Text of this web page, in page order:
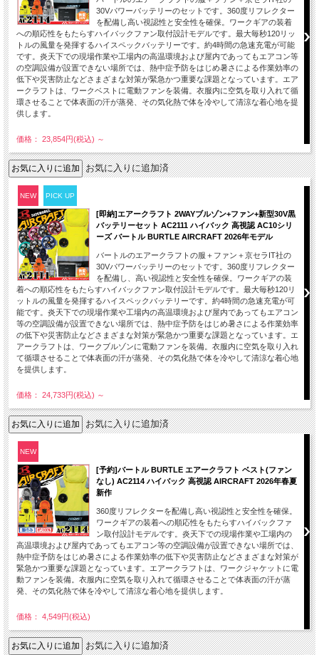
30Vパワーバッテリーのセットです。360度リフレクター
を配備し高い視認性と安全性を確保。ワークギアの装着
への順応性をもたらすハイバックファン取付設計モデルです。最大毎秒120リッ
トルの風量を発揮するハイスペックバッテリーです。約4時間の急速充電が可能
です。炎天下での現場作業や工場内の高温環境および屋内であってもエアコン等
の空調設備が設置できない場所では、熱中症予防をはじめ暑さによる作業効率の
低下や災害防止などさまざまな対策が緊急かつ重要な課題となっています。エア
ークラフトは、ワークベストに電動ファンを装備。衣服内に空気を取り入れて循
環させることで体表面の汗が蒸発、その気化熱で体を冷やして清涼な着心地を提
供します。
価格： 23,854円(税込) ～
お気に入りに追加済
NEW PICK UP
[即納]エアークラフト 2WAYブルゾン+ファン+新型30V黒
バッテリーセット AC2111 ハイバック 高視認 AC10シリ
ーズ バートル BURTLE AIRCRAFT 2026年モデル
バートルのエアークラフトの服＋ファン＋京セラIT社の
30Vパワーバッテリーのセットです。360度リフレクター
を配備し、高い視認性と安全性を確保。ワークギアの装
着への順応性をもたらすハイバックファン取付設計モデルです。最大毎秒120リ
ットルの風量を発揮するハイスペックバッテリーです。約4時間の急速充電が可
能です。炎天下での現場作業や工場内の高温環境および屋内であってもエアコン
等の空調設備が設置できない場所では、熱中症予防をはじめ暑さによる作業効率
の低下や災害防止などさまざまな対策が緊急かつ重要な課題となっています。エ
アークラフトは、ワークブルゾンに電動ファンを装備。衣服内に空気を取り入れ
て循環させることで体表面の汗が蒸発、その気化熱で体を冷やして清涼な着心地
を提供します。
価格： 24,733円(税込) ～
お気に入りに追加済
NEW
[予約]バートル BURTLE エアークラフト ベスト(ファン
なし) AC2114 ハイバック 高視認 AIRCRAFT 2026年春夏
新作
360度リフレクターを配備し高い視認性と安全性を確保。
ワークギアの装着への順応性をもたらすハイバックファ
ン取付設計モデルです。炎天下での現場作業や工場内の
高温環境および屋内であってもエアコン等の空調設備が設置できない場所では、
熱中症予防をはじめ暑さによる作業効率の低下や災害防止などさまざまな対策が
緊急かつ重要な課題となっています。エアークラフトは、ワークジャケットに電
動ファンを装備。衣服内に空気を取り入れて循環させることで体表面の汗が蒸
発、その気化熱で体を冷やして清涼な着心地を提供します。
価格： 4,549円(税込)
お気に入りに追加済